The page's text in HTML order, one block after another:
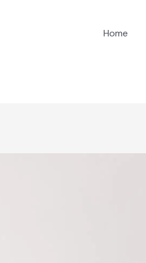
Home